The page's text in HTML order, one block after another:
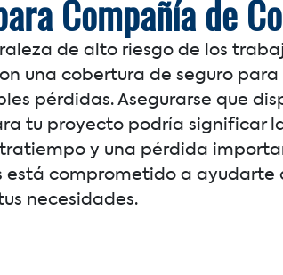
Compañía de
de alto riesgo de los
una cobertura de seguro
pérdidas. Asegurarse que
tu proyecto podría significar
y una pérdida
está comprometido a ayudarte
necesidades.